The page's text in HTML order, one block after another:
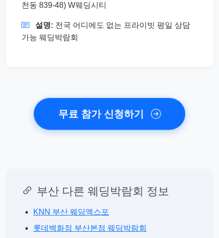
천동 839-48) W웨딩시티
설명: 전국 어디에도 없는 프라이빗 평일 상담
가능 웨딩박람회
무료 참가 신청하기
부산 다른 웨딩박람회 정보
KNN 부산 웨딩엑스포
롯데백화점 부산본점 웨딩박람회